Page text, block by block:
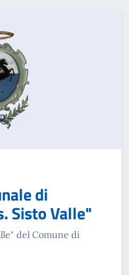
di
Sisto Valle"
del Comune di